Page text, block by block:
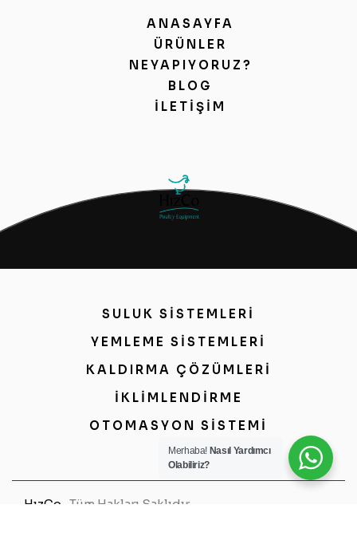
ANASAYFA
ÜRÜNLER
NEYAPIYORUZ?
BLOG
İLETIŞIM
SULUK SİSTEMLERİ
YEMLEME SİSTEMLERİ
KALDIRMA ÇÖZÜMLERİ
İKLİMLENDİRME
OTOMASYON SİSTEMİ
HızCo , Tüm Hakları Saklıdır.
Merhaba! Nasıl Yardımcı
Olabiliriz?